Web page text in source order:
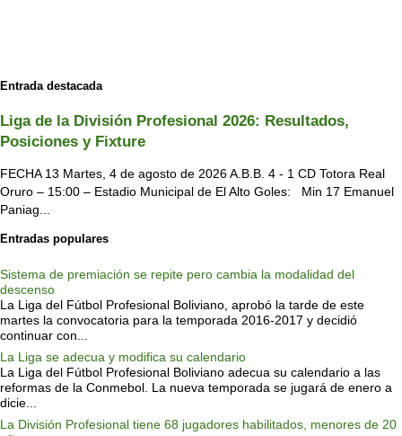
Entrada destacada
Liga de la División Profesional 2026: Resultados,
Posiciones y Fixture
FECHA 13 Martes, 4 de agosto de 2026 A.B.B. 4 - 1 CD Totora Real
Oruro – 15:00 – Estadio Municipal de El Alto Goles: Min 17 Emanuel
Paniag...
Entradas populares
Sistema de premiación se repite pero cambia la modalidad del
descenso
La Liga del Fútbol Profesional Boliviano, aprobó la tarde de este
martes la convocatoria para la temporada 2016-2017 y decidió
continuar con...
La Liga se adecua y modifica su calendario
La Liga del Fútbol Profesional Boliviano adecua su calendario a las
reformas de la Conmebol. La nueva temporada se jugará de enero a
dicie...
La División Profesional tiene 68 jugadores habilitados, menores de 20